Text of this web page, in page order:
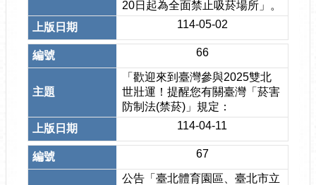
20日起為全面禁止吸菸場所」。
114-05-02
66
「歡迎來到臺灣參與2025雙北
世壯運！提醒您有關臺灣「菸害
防制法(禁菸)」規定：
114-04-11
67
公告「臺北體育園區、臺北市立